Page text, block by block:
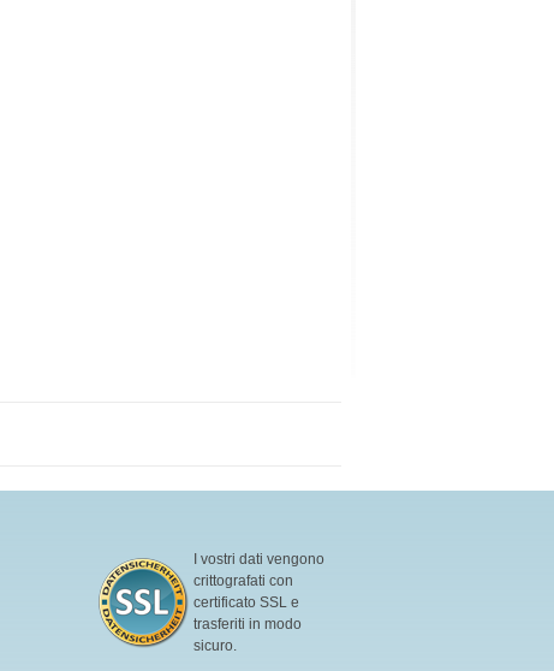
I vostri dati vengono
crittografati con
certificato SSL e
trasferiti in modo
sicuro.